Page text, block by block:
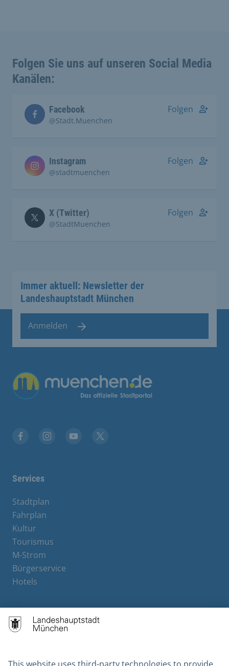
Folgen Sie uns auf unseren Social Media
Kanälen:
Facebook
@Stadt.Muenchen
Folgen
Instagram
@stadtmuenchen
Folgen
X (Twitter)
@StadtMuenchen
Folgen
Immer aktuell: Newsletter der
Landeshauptstadt München
Anmelden
Übergreifende Links
Services
Stadtplan
Fahrplan
Kultur
Tourismus
M-Strom
Bürgerservice
Hotels
Contact